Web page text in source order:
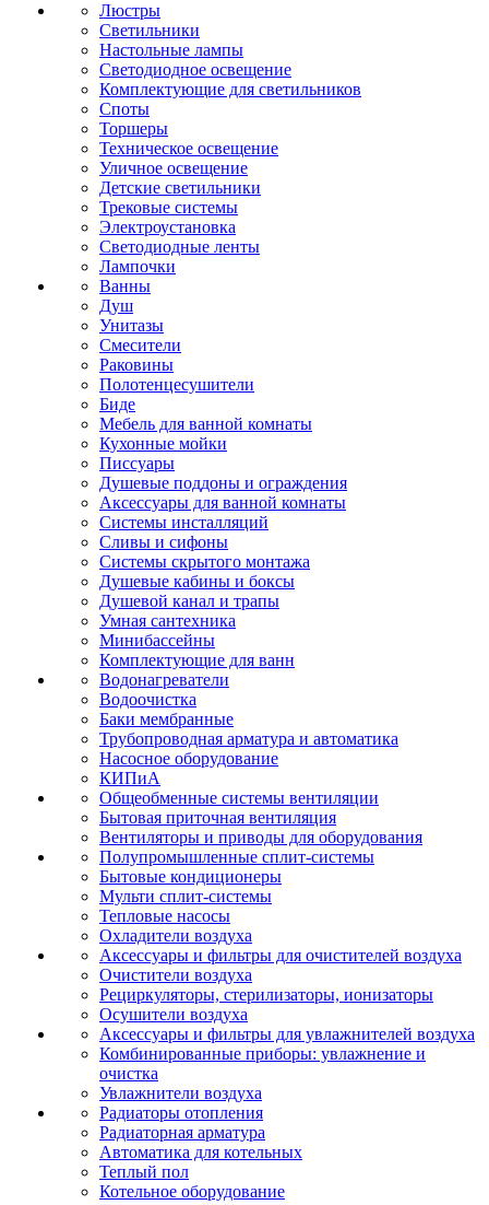
Люстры
Светильники
Настольные лампы
Светодиодное освещение
Комплектующие для светильников
Споты
Торшеры
Техническое освещение
Уличное освещение
Детские светильники
Трековые системы
Электроустановка
Светодиодные ленты
Лампочки
Ванны
Душ
Унитазы
Смесители
Раковины
Полотенцесушители
Биде
Мебель для ванной комнаты
Кухонные мойки
Писсуары
Душевые поддоны и ограждения
Аксессуары для ванной комнаты
Системы инсталляций
Сливы и сифоны
Системы скрытого монтажа
Душевые кабины и боксы
Душевой канал и трапы
Умная сантехника
Минибассейны
Комплектующие для ванн
Водонагреватели
Водоочистка
Баки мембранные
Трубопроводная арматура и автоматика
Насосное оборудование
КИПиА
Общеобменные системы вентиляции
Бытовая приточная вентиляция
Вентиляторы и приводы для оборудования
Полупромышленные сплит-системы
Бытовые кондиционеры
Мульти сплит-системы
Тепловые насосы
Охладители воздуха
Аксессуары и фильтры для очистителей воздуха
Очистители воздуха
Рециркуляторы, стерилизаторы, ионизаторы
Осушители воздуха
Аксессуары и фильтры для увлажнителей воздуха
Комбинированные приборы: увлажнение и
очистка
Увлажнители воздуха
Радиаторы отопления
Радиаторная арматура
Автоматика для котельных
Теплый пол
Котельное оборудование